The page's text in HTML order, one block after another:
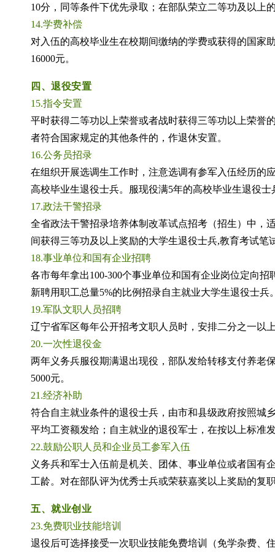
10分，同等条件下优先录取；在部队荣立二等功及以上
14.学费补偿
对入伍的高校毕业生在校期间缴纳的学费或获得的国家
16000元。
四、退役安置
15.指令安置
平时获得二等功以上荣誉或者战时获得三等功以上荣誉
者符合国家规定的其他条件的，作退休安置。
16.公务员招录
在组织开展选调生工作时，注意选调有参军入伍经历的
高校毕业生退役士兵。服现役满5年的高校毕业生退役
17.政法干警招录
全省政法干警招录培养体制改革试点招考（招生）中，
间获得三等功及以上奖励的大学生退役士兵,教育考试
18.事业单位和国有企业招聘
各市每年拿出100-300个事业单位和国有企业岗位定向
新聘用职工总量5%的比例招录自主就业大学生退役士
19.军队文职人员招聘
辽宁省军区每年公开招考文职人员时，安排二分之一以
20.一次性退役金
两年义务兵服役期满退出现役，部队发给转移支付养老
5000元。
21.经济补助
符合自主就业条件的退役士兵，由市和县级政府按照城
平均工资额发给；自主就业的退役军士，在按以上标准
22.鼓励公职人员和企业员工参军入伍
义务兵和军士入伍前是机关、团体、事业单位或者国有
工龄。对在部队评为优秀士兵或荣获嘉奖以上奖励的复
五、就业创业
23.免费职业技能培训
退役后可选择接受一次职业技能免费培训（免学杂费、